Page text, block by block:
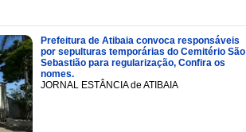
Prefeitura de Atibaia convoca responsáveis
por sepulturas temporárias do Cemitério São
Sebastião para regularização, Confira os
nomes.
JORNAL ESTÂNCIA de ATIBAIA